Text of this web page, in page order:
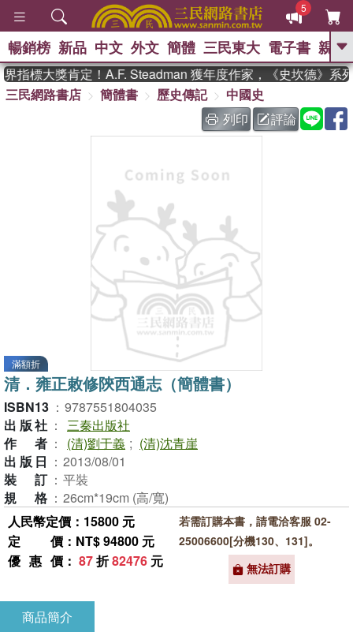
5
GO
熱搜： 東野圭吾 、 高希均教授回憶錄
The Odyssey 、 父親節 、 如果歷
史是一群喵 、 暑期推薦 、 國際布克
偉大的迷走神經
暢銷榜 新品 中文 外文 簡體 三民東大 電子書 親子
指標大獎肯定！A.F. Steadman 獲年度作家，《史坎德》系列
三民網路書店
簡體書 歷史傳記
中國史
列印
評論
滿額折
清．雍正敕修陝西通志（簡體書）
ISBN13 ： 9787551804035
出版社 ： 三秦出版社
作者 ： (清)劉于義 ; (清)沈青崖
出版日 ： 2013/08/01
裝訂 ： 平裝
規格 ： 26cm*19cm (高/寬)
人民幣定價：15800 元
定價 ：NT$ 94800 元
優惠價 ： 87折82476 元
若需訂購本書，請電洽客服 02-
25006600[分機130、131]。
無法訂購
商品簡介